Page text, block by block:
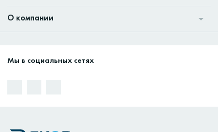
О компании
Мы в социальных сетях